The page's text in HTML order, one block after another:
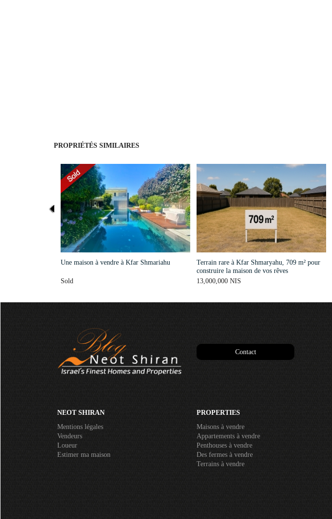
PROPRIÉTÉS SIMILAIRES
Une maison à vendre à Kfar Shmariahu
Sold
Terrain rare à Kfar Shmaryahu, 709 m² pour
construire la maison de vos rêves
13,000,000 NIS
Contact
NEOT SHIRAN
Mentions légales
Vendeurs
Loueur
Estimer ma maison
PROPERTIES
Maisons à vendre
Appartements à vendre
Penthouses à vendre
Des fermes à vendre
Terrains à vendre